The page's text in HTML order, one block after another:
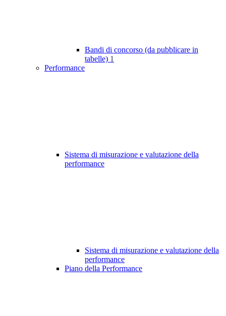
Bandi di concorso (da pubblicare in
tabelle) 1
Performance
Sistema di misurazione e valutazione della
performance
Sistema di misurazione e valutazione della
performance
Piano della Performance